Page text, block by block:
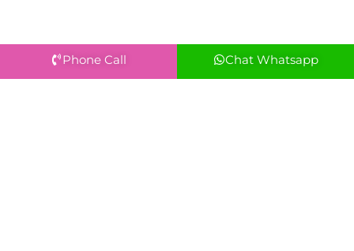
Phone Call Chat Whatsapp